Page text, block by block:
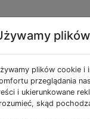
plików cookie i
przeglądania
i ukierunkowane
skąd